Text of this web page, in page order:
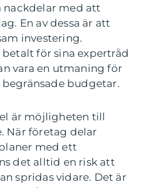
nackdelar med att
En av dessa är att
investering.
för sina expertråd
vara en utmaning för
budgetar.
är möjligheten till
När företag delar
med ett
det alltid en risk att
spridas vidare. Det är